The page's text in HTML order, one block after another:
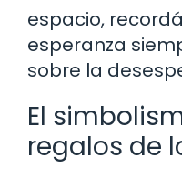
espacio,
esperanza
sobre la
El
regalos de